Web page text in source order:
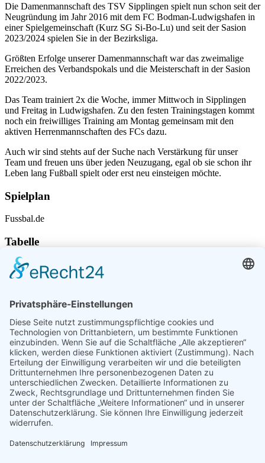
Die Damenmannschaft des TSV Sipplingen spielt nun schon seit der
Neugründung im Jahr 2016 mit dem FC Bodman-Ludwigshafen in
einer Spielgemeinschaft (Kurz SG Si-Bo-Lu) und seit der Sasion
2023/2024 spielen Sie in der Bezirksliga.
Größten Erfolge unserer Damenmannschaft war das zweimalige
Erreichen des Verbandspokals und die Meisterschaft in der Sasion
2022/2023.
Das Team trainiert 2x die Woche, immer Mittwoch in Sipplingen
und Freitag in Ludwigshafen. Zu den festen Trainingstagen kommt
noch ein freiwilliges Training am Montag gemeinsam mit den
aktiven Herrenmannschaften des FCs dazu.
Auch wir sind stehts auf der Suche nach Verstärkung für unser
Team und freuen uns über jeden Neuzugang, egal ob sie schon ihr
Leben lang Fußball spielt oder erst neu einsteigen möchte.
Spielplan
Fussbal.de
Tabelle
Fussball.de
Spielberichte von Fussball.de
Standort
Am Hauberg 5
78354 Sipplingen
Deutschland
Sonstiges
Datenschutz
Kontakt